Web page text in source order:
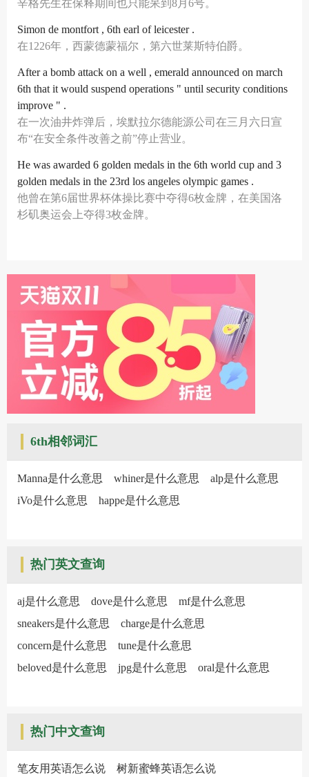
辛格先生在保释期间也只能呆到8月6号。
Simon de montfort , 6th earl of leicester .
在1226年，西蒙德蒙福尔，第六世莱斯特伯爵。
After a bomb attack on a well , emerald announced on march
6th that it would suspend operations " until security conditions
improve " .
在一次油井炸弹后，埃默拉尔德能源公司在三月六日宣
布“在安全条件改善之前”停止营业。
He was awarded 6 golden medals in the 6th world cup and 3
golden medals in the 23rd los angeles olympic games .
他曾在第6届世界杯体操比赛中夺得6枚金牌，在美国洛
杉矶奥运会上夺得3枚金牌。
6th相邻词汇
Manna是什么意思 whiner是什么意思
alp是什么意思
iVo是什么意思
happe是什么意思
热门英文查询
aj是什么意思 dove是什么意思
mf是什么意思
sneakers是什么意思
charge是什么意思
concern是什么意思
tune是什么意思
beloved是什么意思
jpg是什么意思 oral是什么意思
热门中文查询
笔友用英语怎么说 树新蜜蜂英语怎么说